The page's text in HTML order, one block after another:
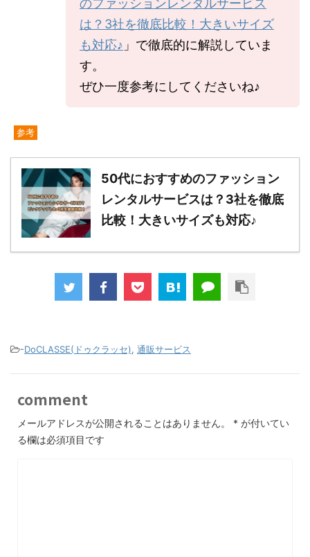
のファッションレンタルサービス
は？3社を徹底比較！大きいサイズ
も対応♪ 」で徹底的に解説していま
す。
ぜひ一度参考にしてくださいね♪
参考
50代におすすめのファッション
レンタルサービスは？3社を徹底
比較！大きいサイズも対応♪
-DoCLASSE(ドゥクラッセ), 通販サービス
comment
メールアドレスが公開されることはありません。 * が付いてい
る欄は必須項目です